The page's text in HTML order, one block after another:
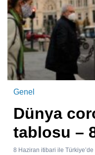
Genel
Dünya
tablosu –
8 Haziran itibari ile